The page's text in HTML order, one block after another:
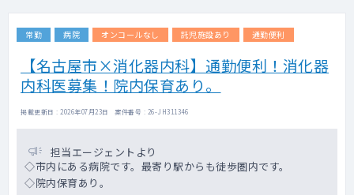
-主治医制 10人～20人程度（目安）
【内視鏡検査】
行っております。
大腸カメラでは、ポリープ除去も行っていま
すが、大きさによっては基幹病院に紹介とな
ることもあります。
常勤 病院 オンコールなし 託児施設あり 通勤便利
【名古屋市×消化器内科】通勤便利！消化器
内科医募集！院内保育あり。
掲載更新日 : 2026年07月23日 案件番号 : 26-JH311346
担当エージェントより
◇市内にある病院です。最寄り駅からも徒歩圏内です。
◇院内保育あり。